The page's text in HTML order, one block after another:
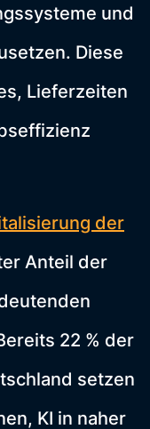
und
Diese
Lieferzeiten
der
Anteil der
22 % der
setzen
KI in naher